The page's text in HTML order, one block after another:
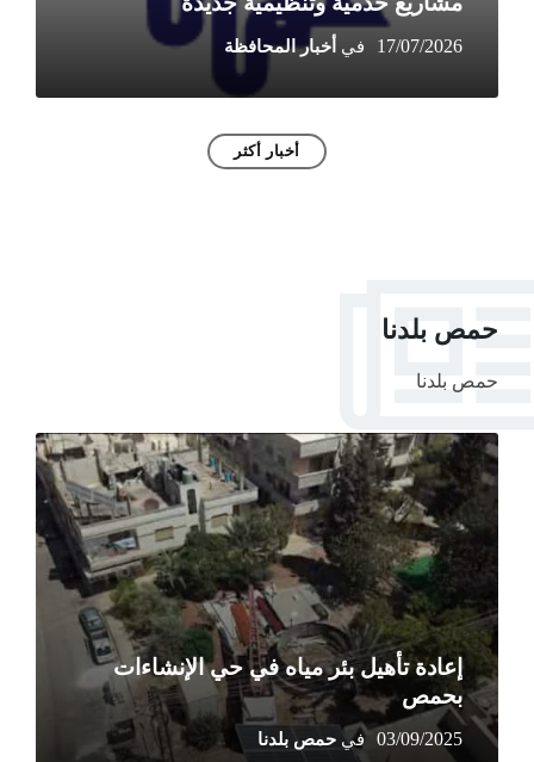
17/07/2026
أخبار أكثر
حمص بلدنا
حمص بلدنا
إعادة تأهيل بئر مياه في حي الإنشاءات
بحمص
03/09/2025
More